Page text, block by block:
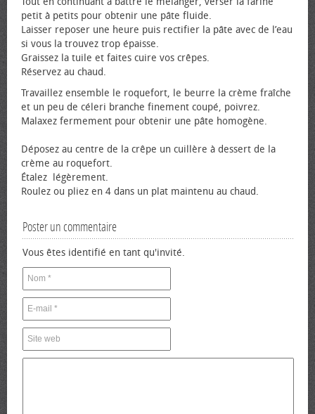
petit à petits pour obtenir une pâte fluide.
Laisser reposer une heure puis rectifier la pâte avec de l’eau
si vous la trouvez trop épaisse.
Graissez la tuile et faites cuire vos crêpes.
Réservez au chaud.
Travaillez ensemble le roquefort, le beurre la crème fraîche
et un peu de céleri branche finement coupé, poivrez.
Malaxez fermement pour obtenir une pâte homogène.
Déposez au centre de la crêpe un cuillère à dessert de la
crème au roquefort.
Étalez légèrement.
Roulez ou pliez en 4 dans un plat maintenu au chaud.
Poster un commentaire
Vous êtes identifié en tant qu'invité.